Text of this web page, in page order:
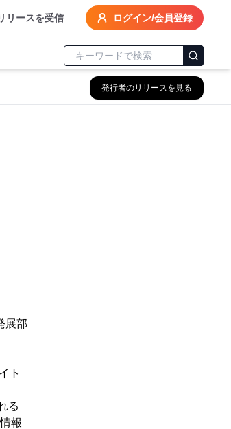
リースを受信 ログイン/会員登録
発行者のリリースを見る
展部
ト
る
報